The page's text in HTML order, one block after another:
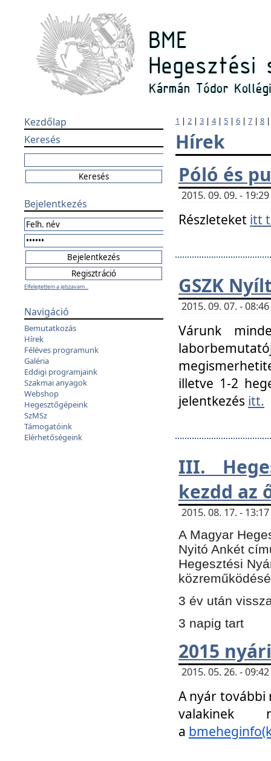
Kezdőlap
Keresés
Bejelentkezés
Elfelejtettem a jelszavam...
Navigáció
Bemutatkozás
Hírek
Féléves programunk
Galéria
Eddigi programjaink
Szakmai anyagok
Webshop
Hegesztőgépeink
SzMSz
Támogatóink
Elérhetőségeink
1 | 2 | 3 | 4| 5 | 6 | 7 | 8
Hírek
Póló és
2015. 09. 09. -
Részleteket itt
GSZK
2015. 09. 07. -
Várunk
illetve 1-2
jelentkezés itt.
III.
kezdd az
2015. 08. 17. -
A Magyar
Nyitó Ankét
Hegesztési
3 év után
3 napig tart
2015
2015. 05. 26. -
A nyár további
a